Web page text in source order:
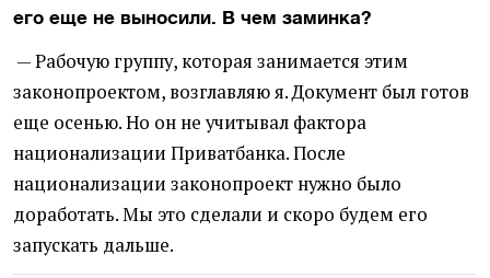
его еще не выносили. В чем заминка?
— Рабочую группу, которая занимается этим
законопроектом, возглавляю я. Документ был готов
еще осенью. Но он не учитывал фактора
национализации Приватбанка. После
национализации законопроект нужно было
доработать. Мы это сделали и скоро будем его
запускать дальше.